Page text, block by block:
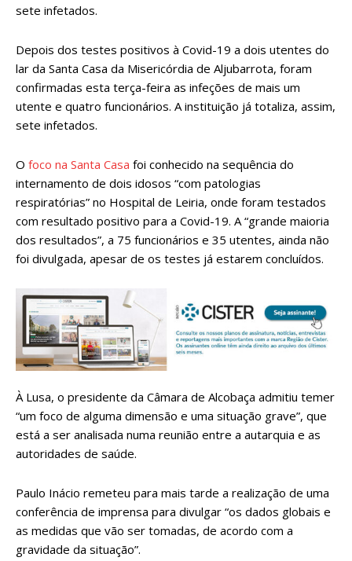
sete infetados.
Depois dos testes positivos à Covid-19 a dois utentes do
lar da Santa Casa da Misericórdia de Aljubarrota, foram
confirmadas esta terça-feira as infeções de mais um
utente e quatro funcionários. A instituição já totaliza, assim,
sete infetados.
O foco na Santa Casa foi conhecido na sequência do
internamento de dois idosos “com patologias
respiratórias” no Hospital de Leiria, onde foram testados
com resultado positivo para a Covid-19. A “grande maioria
dos resultados”, a 75 funcionários e 35 utentes, ainda não
foi divulgada, apesar de os testes já estarem concluídos.
À Lusa, o presidente da Câmara de Alcobaça admitiu temer
“um foco de alguma dimensão e uma situação grave”, que
está a ser analisada numa reunião entre a autarquia e as
autoridades de saúde.
Paulo Inácio remeteu para mais tarde a realização de uma
conferência de imprensa para divulgar “os dados globais e
as medidas que vão ser tomadas, de acordo com a
gravidade da situação”.